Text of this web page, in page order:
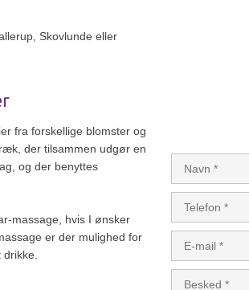
Skovlunde eller
fra forskellige blomster og
der tilsammen udgør en
og der benyttes
massage, hvis I ønsker
er der mulighed for